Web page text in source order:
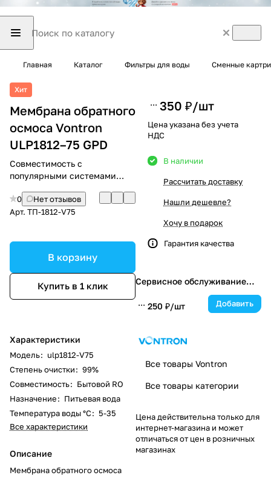
Главная Каталог Фильтры для воды Сменные
Хит
Мембрана обратного
осмоса Vontron
ULP1812–75 GPD
Совместимость с
популярными системами
0
Нет отзывов
Арт. ТП-1812-V75
В корзину
Купить в 1 клик
Характеристики
Модель: ulp1812-V75
Степень очистки: 99%
Совместимость: Бытовой RO
Назначение: Питьевая вода
Температура воды °С: 5-35
Все характеристики
Описание
Мембрана обратного осмоса
350 ₽/шт
Цена указана без учета
НДС
В наличии
Рассчитать доставку
Нашли дешевле?
Хочу в подарок
Гарантия качества
Сервисное обслуживание
каждые 6 месяцев
250 ₽/шт Добавить
Все товары Vontron
Все товары категории
Цена действительна только для
интернет-магазина и может
отличаться от цен в розничных
магазинах